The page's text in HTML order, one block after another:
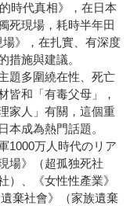
時代真相》，在日本
死現場，耗時半年田
》，在扎實、有深度
措施與建議。
題多圍繞在性、死亡
皆和「有毒父母」，
家人」有關，這個重
本成為熱門話題。
1000万人時代のリア
場》（超孤独死社
）、《女性性產業》
棄社會》（家族遺棄